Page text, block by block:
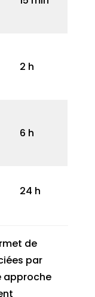
2 h
6 h
24 h
de
par
approche